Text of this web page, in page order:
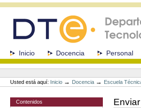
navegación
SeccionesInicio Docencia Personal
Herramientas
Personales
Usted está aquí: Inicio → Docencia → Escuela
Contenidos